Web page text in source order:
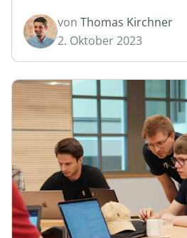
von Thomas Kirchner
2. Oktober 2023